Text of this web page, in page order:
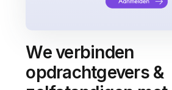
We verbinden
opdrachtgevers &